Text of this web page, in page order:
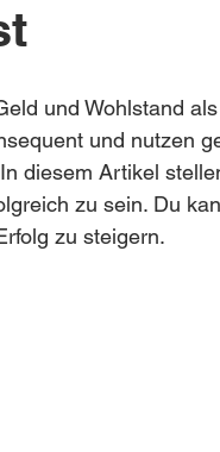
und Wohlstand
und nutzen
diesem Artikel
zu sein. Du
zu steigern.